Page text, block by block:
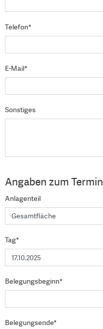
Telefon*
E-Mail*
Sonstiges
Angaben zum Termin
Anlagenteil
Tag*
Belegungsbeginn*
Belegungsende*